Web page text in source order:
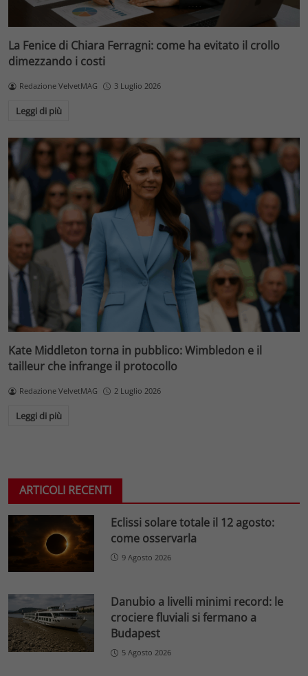
La Fenice di Chiara Ferragni: come ha evitato il crollo
dimezzando i costi
Redazione VelvetMAG 3 Luglio 2026
Leggi di più
Kate Middleton torna in pubblico: Wimbledon e il
tailleur che infrange il protocollo
Redazione VelvetMAG 2 Luglio 2026
Leggi di più
ARTICOLI RECENTI
Eclissi solare totale il 12 agosto:
come osservarla
9 Agosto 2026
Danubio a livelli minimi record: le
crociere fluviali si fermano a
Budapest
5 Agosto 2026